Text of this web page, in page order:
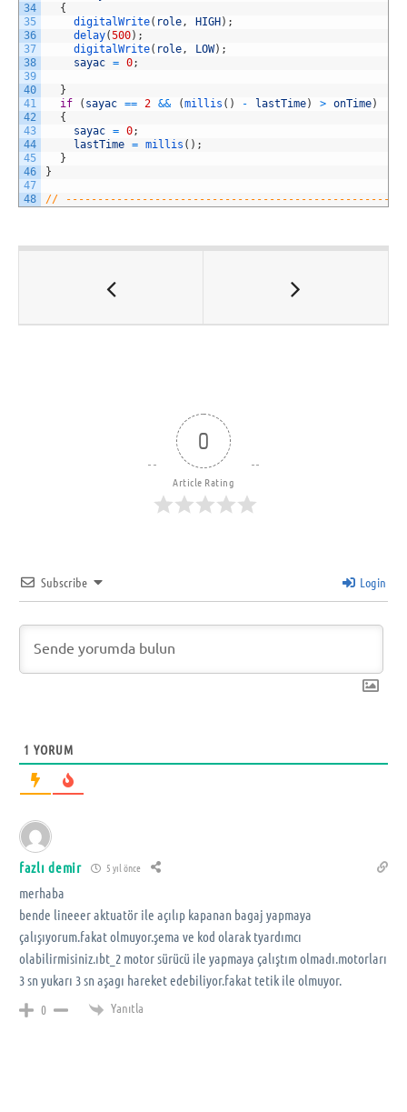
34
35
36
37
38
39
40
41
42
43
44
45
46
47
48
{
digitalWrite( role, HIGH ) ;
delay(500) ;
digitalWrite( role, LOW) ;
sayac = 0;
}
if
( sayac == 2 && (millis ( ) - lastTime) > onTime)
{
sayac = 0;
lastTime = millis ( ) ;
}
}
// -----------------------------------------------------
0
Article Rating
Subscribe Login
1 YORUM
fazlı demir 5 yıl önce
merhaba
bende lineeer aktuatör ile açılıp kapanan bagaj yapmaya
çalışıyorum.fakat olmuyor.şema ve kod olarak tyardımcı
olabilirmisiniz.ıbt_2 motor sürücü ile yapmaya çalıştım olmadı.motorları
3 sn yukarı 3 sn aşagı hareket edebiliyor.fakat tetik ile olmuyor.
0
Yanıtla